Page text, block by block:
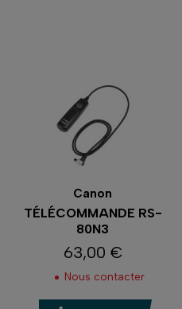
Canon
TÉLÉCOMMANDE RS-
80N3
Prix
63,00 €
Nous contacter